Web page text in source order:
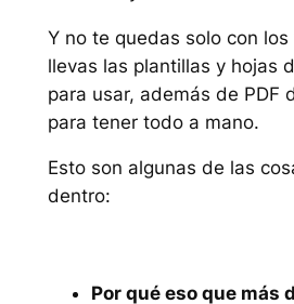
Y no te quedas solo con los
llevas las plantillas y hojas
para usar, además de PDF
para tener todo a mano.
Esto son algunas de las
dentro:
Por qué eso que más